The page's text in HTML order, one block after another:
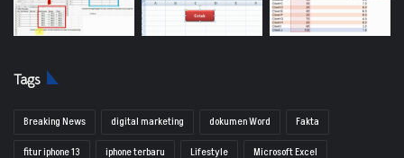
Tags
Breaking News digital marketing dokumen Word
Fakta
fitur iphone 13
iphone terbaru Lifestyle
Microsoft Excel